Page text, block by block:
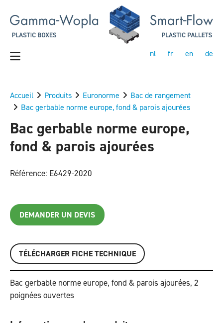
nl fr en de
Accueil Produits Euronorme
Bac de rangement
Bac gerbable norme europe, fond & parois ajourées
Bac gerbable norme europe,
fond & parois ajourées
Référence: E6429-2020
DEMANDER UN DEVIS
TÉLÉCHARGER FICHE TECHNIQUE
Bac gerbable norme europe, fond & parois ajourées, 2
poignées ouvertes